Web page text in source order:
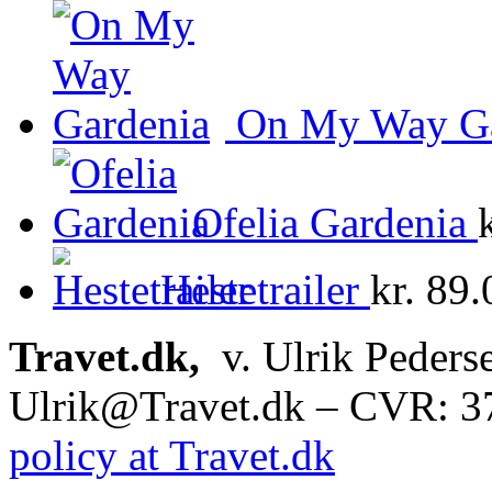
On My Way
Ofelia Gardenia
Hestetrailer kr.
Travet.dk, v. Ulrik
Ulrik@Travet.dk – CVR:
policy at Travet.dk